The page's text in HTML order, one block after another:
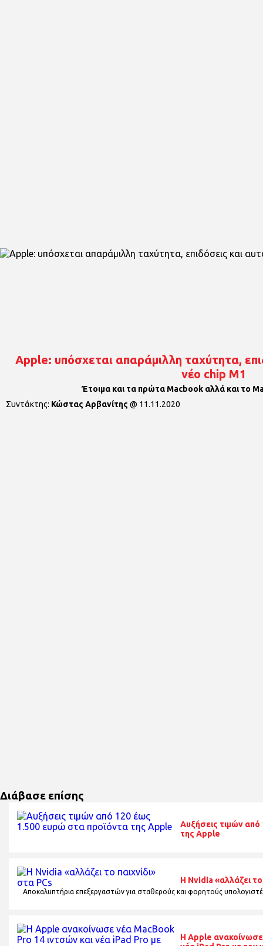
Apple: υπόσχεται απαράμιλλη ταχύτητα,
νέο chip M1
Έτοιμα και τα πρώτα Macbook αλλά και το
Συντάκτης: Κώστας Αρβανίτης @ 11.11.2020
Διάβασε επίσης
Αυξήσεις τιμών
της Apple
Η Nvidia «αλλάζει το
Αποκαλυπτήρια επεξεργαστών για σταθερούς και φορητούς
Η Apple